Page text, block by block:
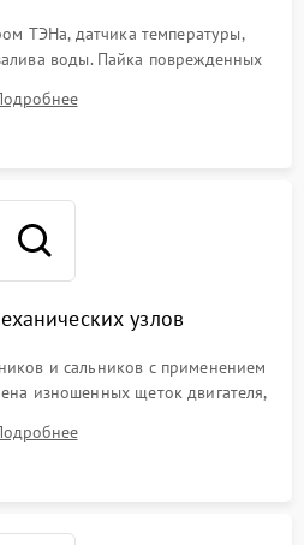
ТЭНа, датчика температуры,
воды. Пайка поврежденных
проводки и контактов.
узлов
и сальников с применением
изношенных щеток двигателя,
резиновой манжеты.